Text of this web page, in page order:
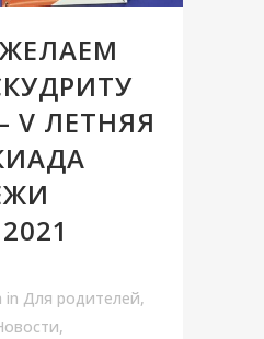
ЖЕЛАЕМ
V ЛЕТНЯЯ
in Для родителей,
,